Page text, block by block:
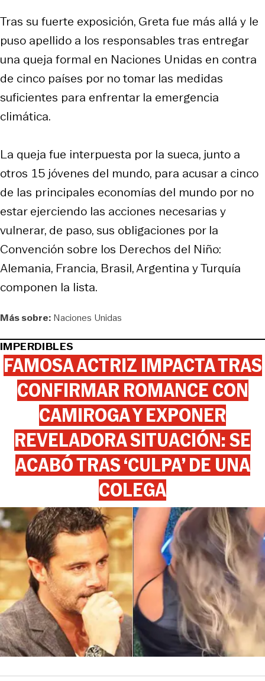
Tras su fuerte exposición, Greta fue más allá y le
puso apellido a los responsables tras entregar
una queja formal en Naciones Unidas en contra
de cinco países por no tomar las medidas
suficientes para enfrentar la emergencia
climática.
La queja fue interpuesta por la sueca, junto a
otros 15 jóvenes del mundo, para acusar a cinco
de las principales economías del mundo por no
estar ejerciendo las acciones necesarias y
vulnerar, de paso, sus obligaciones por la
Convención sobre los Derechos del Niño:
Alemania, Francia, Brasil, Argentina y Turquía
componen la lista.
Más sobre: Naciones Unidas
IMPERDIBLES
FAMOSA ACTRIZ IMPACTA TRAS
CONFIRMAR ROMANCE CON
CAMIROGA Y EXPONER
REVELADORA SITUACIÓN: SE
ACABÓ TRAS ‘CULPA’ DE UNA
COLEGA